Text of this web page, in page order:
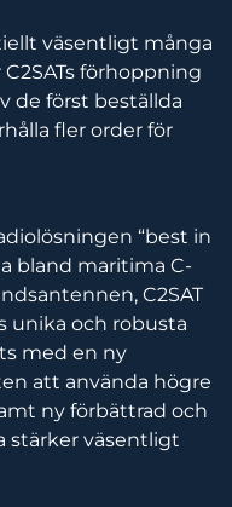
väsentligt många
förhoppning
de först beställda
fler order för
“best in
bland maritima C-
C2SAT
unika och robusta
med en ny
att använda högre
ny förbättrad och
stärker väsentligt